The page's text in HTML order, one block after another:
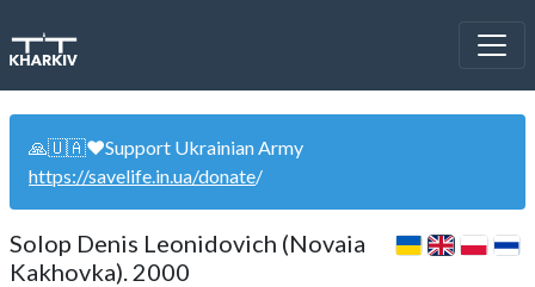
🙏🇺🇦❤️Support Ukrainian Army
https://savelife.in.ua/donate/
Solop Denis Leonidovich (Novaia
Kakhovka). 2000